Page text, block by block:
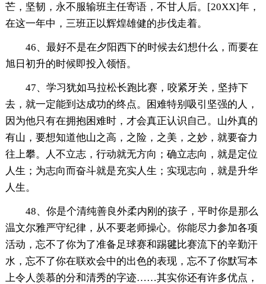
芒，坚韧，永不服输班主任寄语，不甘人后。[20XX]年，
在这一年中，三班正以辉煌雄健的步伐走着。
46、最好不是在夕阳西下的时候去幻想什么，而要在
旭日初升的时候即投入领悟。
47、学习犹如马拉松长跑比赛，咬紧牙关，坚持下
去，就一定能到达成功的终点。困难特别吸引坚强的人，
因为他只有在拥抱困难时，才会真正认识自己。山外真的
有山，要想知道他山之高，之险，之美，之妙，就要奋力
往上攀。人不立志，行动就无方向；确立志向，就是定位
人生；为志向而奋斗就是充实人生；实现志向，就是升华
人生。
48、你是个清纯善良外柔内刚的孩子，平时你是那么
温文尔雅严守纪律，从不要老师操心。你能尽力参加各项
活动，忘不了你为了准备足球赛和踢毽比赛流下的辛勤汗
水，忘不了你在联欢会中的出色的表现，忘不了你默写本
上令人羡慕的分和清秀的字迹……其实你还有许多优点，